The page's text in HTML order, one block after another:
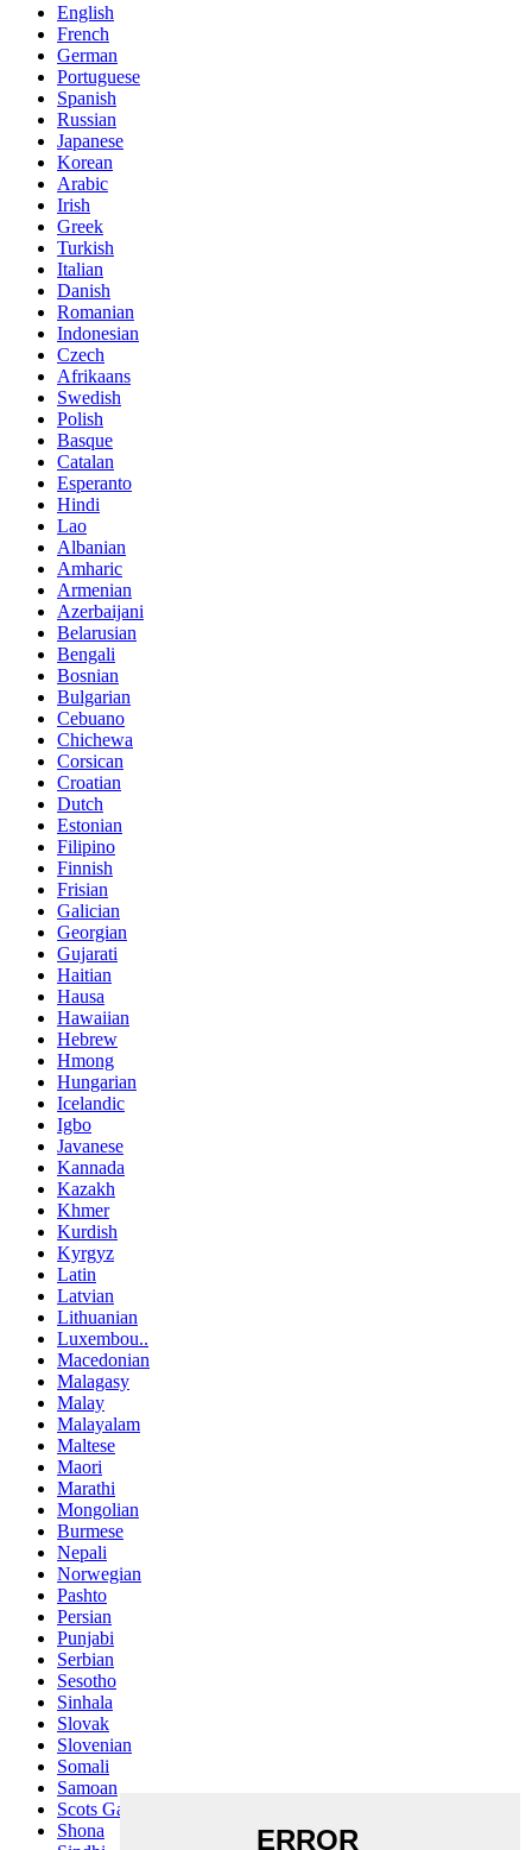
English
French
German
Portuguese
Spanish
Russian
Japanese
Korean
Arabic
Irish
Greek
Turkish
Italian
Danish
Romanian
Indonesian
Czech
Afrikaans
Swedish
Polish
Basque
Catalan
Esperanto
Hindi
Lao
Albanian
Amharic
Armenian
Azerbaijani
Belarusian
Bengali
Bosnian
Bulgarian
Cebuano
Chichewa
Corsican
Croatian
Dutch
Estonian
Filipino
Finnish
Frisian
Galician
Georgian
Gujarati
Haitian
Hausa
Hawaiian
Hebrew
Hmong
Hungarian
Icelandic
Igbo
Javanese
Kannada
Kazakh
Khmer
Kurdish
Kyrgyz
Latin
Latvian
Lithuanian
Luxembou..
Macedonian
Malagasy
Malay
Malayalam
Maltese
Maori
Marathi
Mongolian
Burmese
Nepali
Norwegian
Pashto
Persian
Punjabi
Serbian
Sesotho
Sinhala
Slovak
Slovenian
Somali
Samoan
Scots Gaelic
Shona